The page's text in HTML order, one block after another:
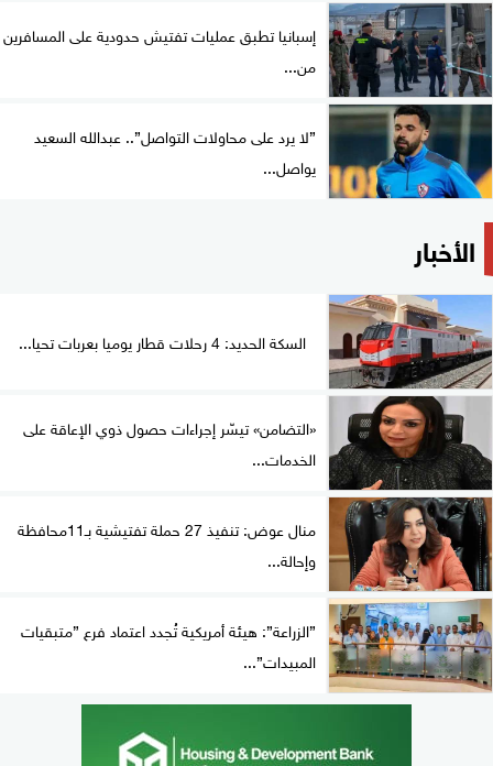
إسبانيا تطبق عمليات تفتيش حدودية على المسافرين
من...
”لا يرد على محاولات التواصل”.. عبدالله السعيد
يواصل...
الأخبار
السكة الحديد: 4 رحلات قطار يوميا بعربات تحيا...
«التضامن» تيسّر إجراءات حصول ذوي الإعاقة على
الخدمات...
منال عوض: تنفيذ 27 حملة تفتيشية بـ11محافظة
وإحالة...
”الزراعة”: هيئة أمريكية تُجدد اعتماد فرع ”متبقيات
المبيدات”...